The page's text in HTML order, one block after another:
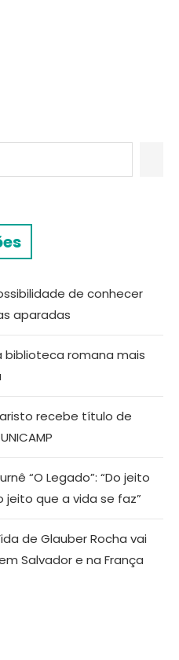
de conhecer
aparadas
romana mais
recebe título de
“O Legado”: “Do jeito
jeito que a vida se faz”
de Glauber Rocha vai
Salvador e na França